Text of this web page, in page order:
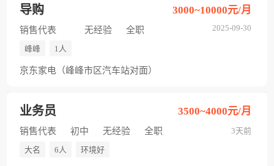
导购
2025-09-30
3000~10000元/月
销售代表 无经验 全职
峰峰 1人
京东家电（峰峰市区汽车站对面）
业务员
3天前
3500~4000元/月
销售代表 初中 无经验 全职
大名 6人 环境好